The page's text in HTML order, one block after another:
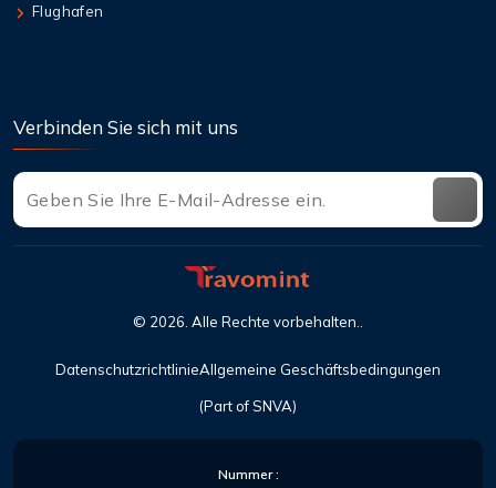
Flughafen
Verbinden Sie sich mit uns
(Part of SNVA)
© 2026 . Alle Rechte vorbehalten..
DatenschutzrichtlinieAllgemeine Geschäftsbedingungen
Nummer :